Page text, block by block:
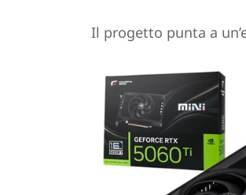
Il progetto punta a